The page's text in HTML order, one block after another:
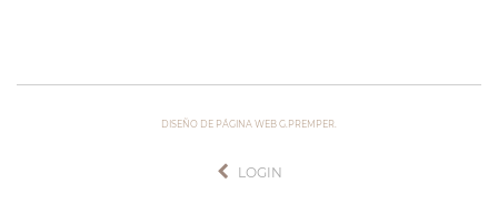
DISEÑO DE PÁGINA WEB G.PREMPER.
LOGIN